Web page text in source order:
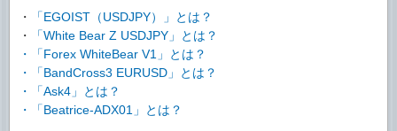
・
「EGOIST（USDJPY）」とは？
・
「White Bear Z USDJPY」とは？
・
「Forex WhiteBear V1」とは？
・
「BandCross3 EURUSD」とは？
・
「Ask4」とは？
・
「Beatrice-ADX01」とは？